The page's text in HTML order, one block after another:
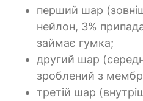
перший шар
нейлон, 3%
займає гумка;
другий шар
зроблений з
третій шар